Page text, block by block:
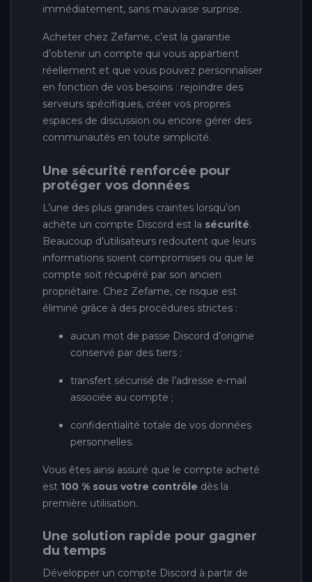
immédiatement, sans mauvaise surprise.
Acheter chez Zefame, c’est la garantie
d’obtenir un compte qui vous appartient
réellement et que vous pouvez personnaliser
en fonction de vos besoins : rejoindre des
serveurs spécifiques, créer vos propres
espaces de discussion ou encore gérer des
communautés en toute simplicité.
Une sécurité renforcée pour
protéger vos données
L’une des plus grandes craintes lorsqu’on
achète un compte Discord est la sécurité.
Beaucoup d’utilisateurs redoutent que leurs
informations soient compromises ou que le
compte soit récupéré par son ancien
propriétaire. Chez Zefame, ce risque est
éliminé grâce à des procédures strictes :
aucun mot de passe Discord d’origine
conservé par des tiers ;
transfert sécurisé de l’adresse e-mail
associée au compte ;
confidentialité totale de vos données
personnelles.
Vous êtes ainsi assuré que le compte acheté
est 100 % sous votre contrôle dès la
première utilisation.
Une solution rapide pour gagner
du temps
Développer un compte Discord à partir de